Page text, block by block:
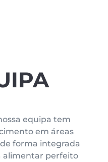
equipa tem
em áreas
forma integrada
alimentar perfeito